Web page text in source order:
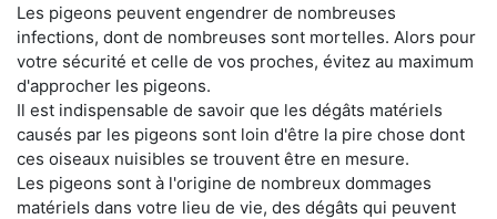
Les pigeons peuvent engendrer de nombreuses
infections, dont de nombreuses sont mortelles. Alors pour
votre sécurité et celle de vos proches, évitez au maximum
d'approcher les pigeons.
Il est indispensable de savoir que les dégâts matériels
causés par les pigeons sont loin d'être la pire chose dont
ces oiseaux nuisibles se trouvent être en mesure.
Les pigeons sont à l'origine de nombreux dommages
matériels dans votre lieu de vie, des dégâts qui peuvent